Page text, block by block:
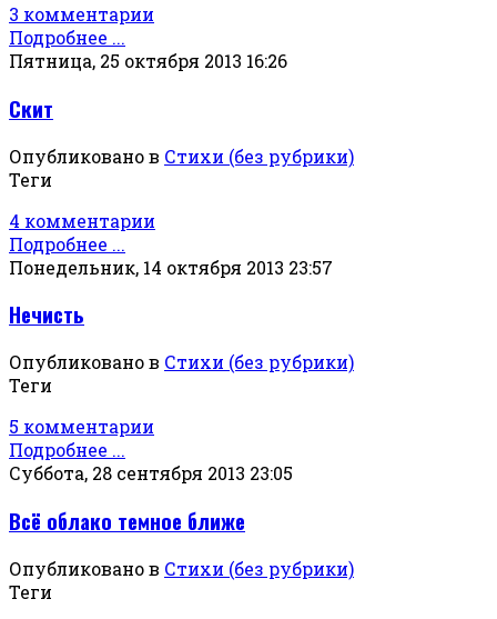
3 комментарии
Подробнее ...
Пятница, 25 октября 2013 16:26
Скит
Опубликовано в Стихи (без рубрики)
Теги
4 комментарии
Подробнее ...
Понедельник, 14 октября 2013 23:57
Нечисть
Опубликовано в Стихи (без рубрики)
Теги
5 комментарии
Подробнее ...
Суббота, 28 сентября 2013 23:05
Всё облако темное ближе
Опубликовано в Стихи (без рубрики)
Теги